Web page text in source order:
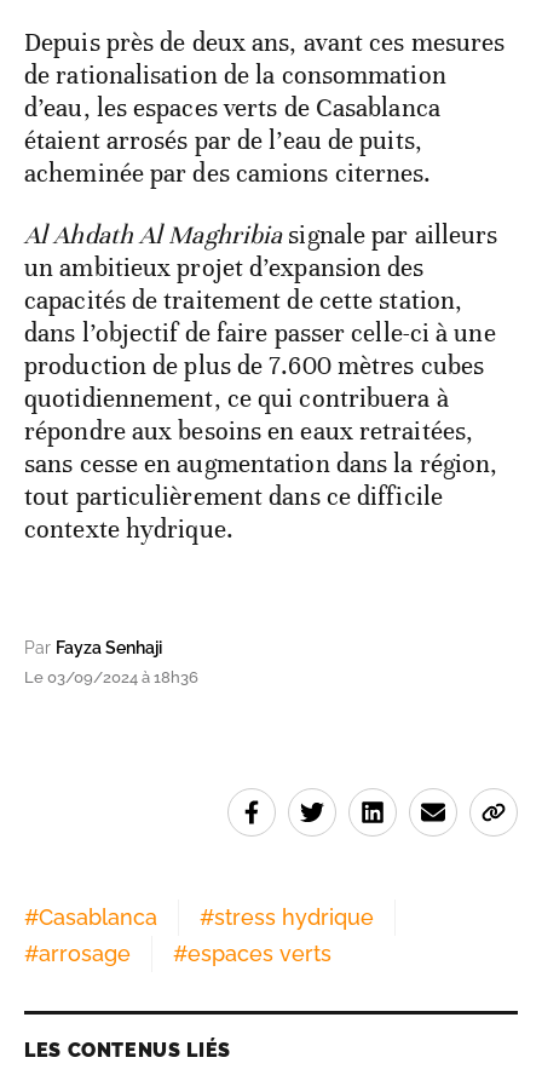
Depuis près de deux ans, avant ces mesures
de rationalisation de la consommation
d’eau, les espaces verts de Casablanca
étaient arrosés par de l’eau de puits,
acheminée par des camions citernes.
Al Ahdath Al Maghribiasignale par ailleurs
un ambitieux projet d’expansion des
capacités de traitement de cette station,
dans l’objectif de faire passer celle-ci à une
production de plus de 7.600 mètres cubes
quotidiennement, ce qui contribuera à
répondre aux besoins en eaux retraitées,
sans cesse en augmentation dans la région,
tout particulièrement dans ce difficile
contexte hydrique.
Par Fayza Senhaji
Le 03/09/2024 à 18h36
#Casablanca #stress hydrique
#arrosage #espaces verts
LES CONTENUS LIÉS